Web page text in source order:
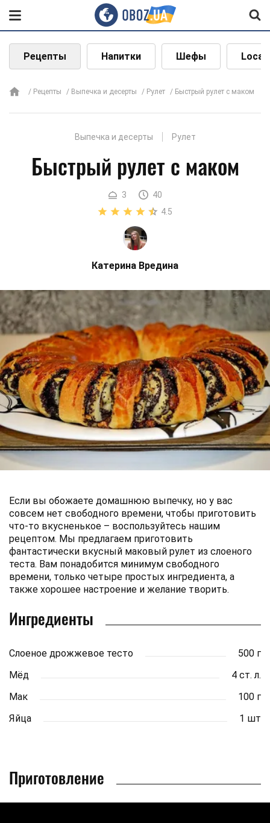
Рецепты Напитки Шефы Local
Рецепты Выпечка и десерты Рулет Быстрый рулет с маком
Выпечка и десерты Рулет
Быстрый рулет с маком
3
40
4.5
Катерина Вредина
Если вы обожаете домашнюю выпечку, но у вас
совсем нет свободного времени, чтобы приготовить
что-то вкусненькое – воспользуйтесь нашим
рецептом. Мы предлагаем приготовить
фантастически вкусный маковый рулет из слоеного
теста. Вам понадобится минимум свободного
времени, только четыре простых ингредиента, а
также хорошее настроение и желание творить.
Ингредиенты
Слоеное дрожжевое тесто
500 г
Мёд
4 ст. л.
Мак
100 г
Яйца
1 шт
Приготовление